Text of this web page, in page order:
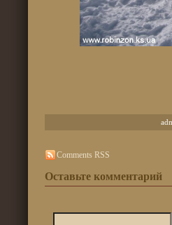
Comments RSS
Оставьте комментарий